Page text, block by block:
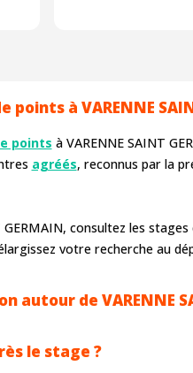
à VARENNE
points à VARENNE SAINT
agréés, reconnus par la
consultez les
votre recherche au
de VARENNE
le stage ?